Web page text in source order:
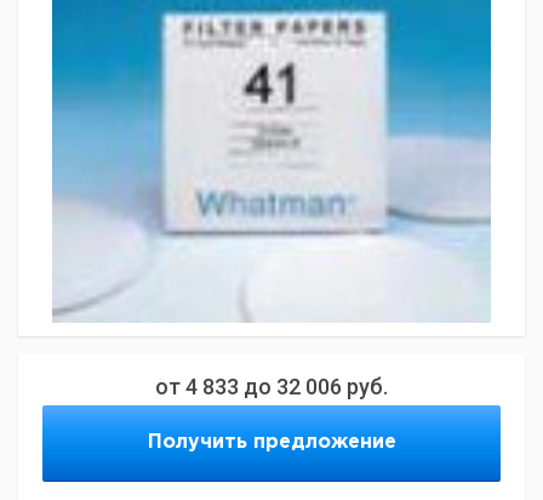
от4 833 до 32 006 руб.
Получить предложение